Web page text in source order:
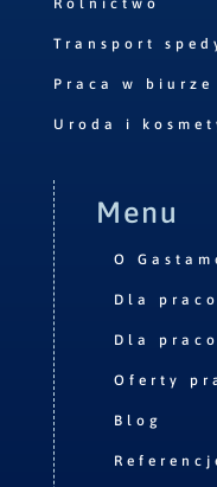
Rolnictwo
Transport
Praca w biurze
Uroda i
Menu
O
Dla
Dla
Oferty
Blog